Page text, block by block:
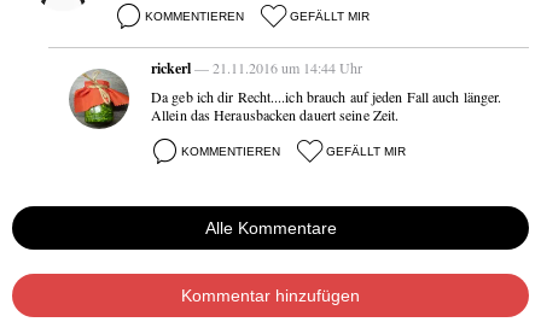
KOMMENTIEREN GEFÄLLT MIR
rickerl— 21.11.2016 um 14:44 Uhr
Da geb ich dir Recht....ich brauch auf jeden Fall auch länger.
Allein das Herausbacken dauert seine Zeit.
KOMMENTIEREN GEFÄLLT MIR
Alle Kommentare
Kommentar hinzufügen